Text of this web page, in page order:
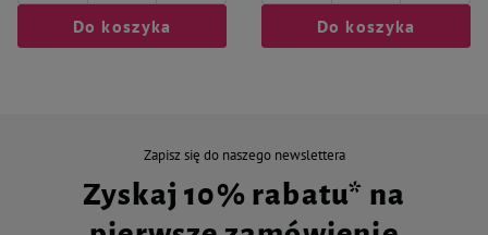
Do koszyka Do koszyka
Zapisz się do naszego newslettera
Zyskaj 10% rabatu* na